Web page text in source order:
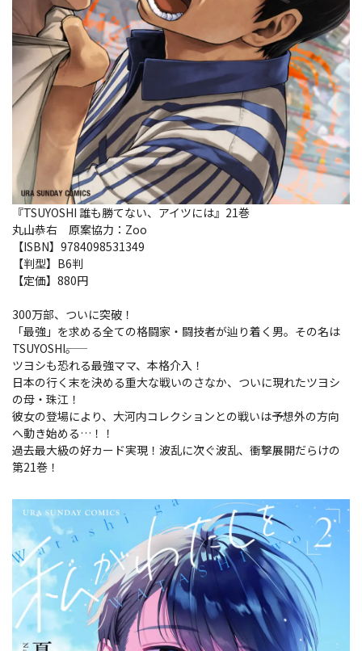
『TSUYOSHI 誰も勝てない、アイツには』21巻
丸山恭右 原案協力：Zoo
【ISBN】9784098531349
【判型】B6判
【定価】880円
300万部、ついに突破！
「最強」を求める全ての格闘家・闘技者が辿り着く男。その名は
TSUYOSHI――。
ツヨシも恐れる最強ママ、本格介入！
日本の行く末を決める重大な戦いのさなか、ついに現れたツヨシ
の母・珠江！
彼女の登場により、大河内コレクションとの戦いは予想外の方向
へ動き始める…！！
過去最大級の好カード実現！波乱に次ぐ波乱、衝撃展開だらけの
第21巻！